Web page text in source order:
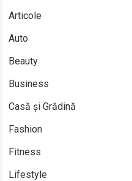
Articole
Auto
Beauty
Business
Casă și Grădină
Fashion
Fitness
Lifestyle